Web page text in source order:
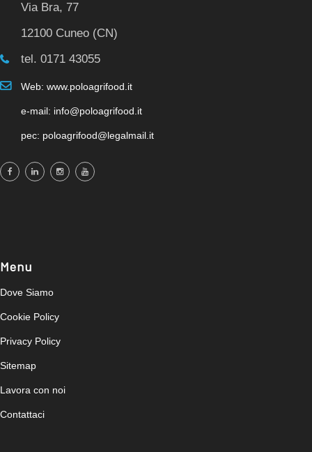
Via Bra, 77
12100 Cuneo (CN)
tel. 0171 43055
Web: www.poloagrifood.it
e-mail: info@poloagrifood.it
pec: poloagrifood@legalmail.it
Menu
Dove Siamo
Cookie Policy
Privacy Policy
Sitemap
Lavora con noi
Contattaci